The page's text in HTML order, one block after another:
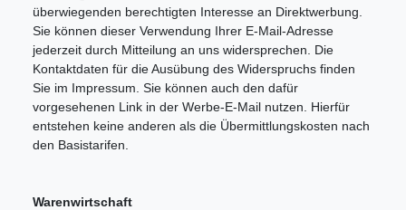
überwiegenden berechtigten Interesse an Direktwerbung.
Sie können dieser Verwendung Ihrer E-Mail-Adresse
jederzeit durch Mitteilung an uns widersprechen. Die
Kontaktdaten für die Ausübung des Widerspruchs finden
Sie im Impressum. Sie können auch den dafür
vorgesehenen Link in der Werbe-E-Mail nutzen. Hierfür
entstehen keine anderen als die Übermittlungskosten nach
den Basistarifen.
Warenwirtschaft